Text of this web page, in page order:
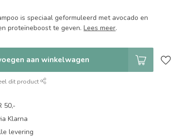
is speciaal geformuleerd met avocado en
proteïneboost te geven.Lees meer.
aan winkelwagen
dit product
50,-
Klarna
levering